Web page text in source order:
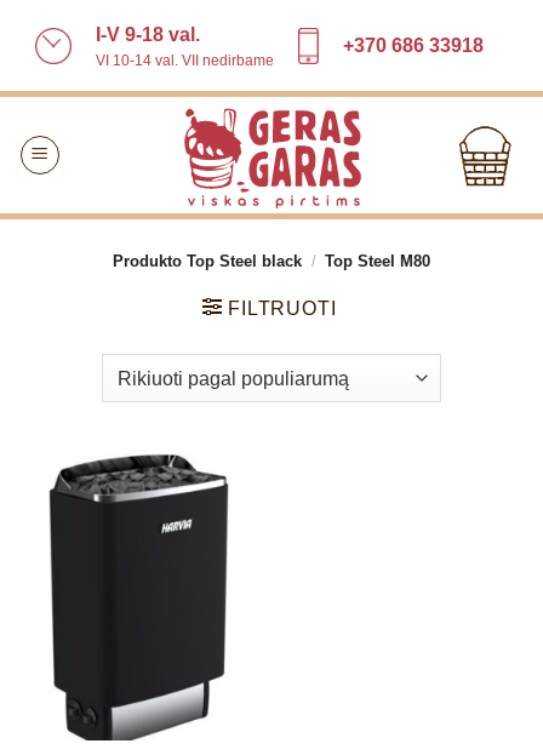
I-V 9-18 val.
VI 10-14 val. VII nedirbame
+370 686 33918
Produkto Top Steel black / Top Steel M80
FILTRUOTI